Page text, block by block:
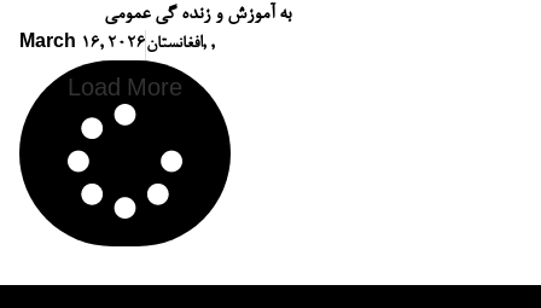
به آموزش و زنده گی عمومی
March 16, 2026افغانستان, ,
Load More